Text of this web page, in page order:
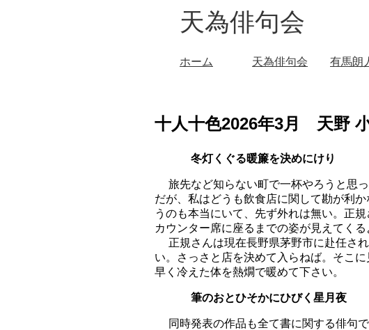
天為俳句会
ホーム 天為俳句会 有馬朗
十人十色2026年3月 天野
冬灯くぐる暖簾を決めに
旅先など知らない町で一杯やろうと思
だが、私はどうも飲食店に関して勘が利
うのも本当にいて、先ず外れは無い。正
カウンター席に座るまでの姿が見えてくる
正規さんは現在長野県茅野市に赴任さ
い。さっさと店を決めて入らねば。そこ
早く冷えた体を熱燗で暖めて下さい。
筆のおとひそかにひびく星
同時発表の作品も全て書に関する俳句